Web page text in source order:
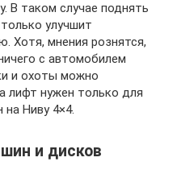
В таком случае поднять
улучшит
Хотя, мнения рознятся,
с автомобилем
и охоты можно
лифт нужен только для
Ниву 4×4.
и дисков